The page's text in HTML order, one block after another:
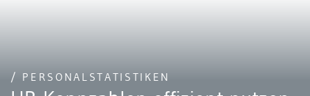
/ PERSONALSTATISTIKEN